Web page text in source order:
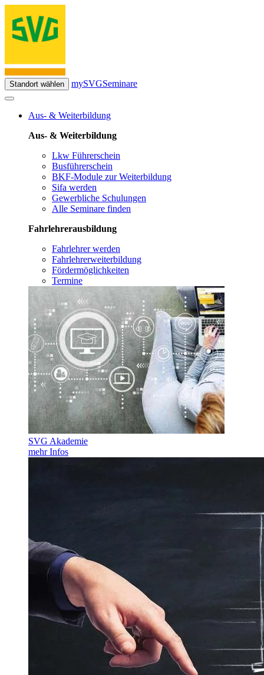
Standort wählen mySVGSeminare
Aus- & Weiterbildung
Aus- & Weiterbildung
Lkw Führerschein
Busführerschein
BKF-Module zur Weiterbildung
Sifa werden
Gewerbliche Schulungen
Alle Seminare finden
Fahrlehrerausbildung
Fahrlehrer werden
Fahrlehrerweiterbildung
Fördermöglichkeiten
Termine
SVG Akademie
mehr Infos